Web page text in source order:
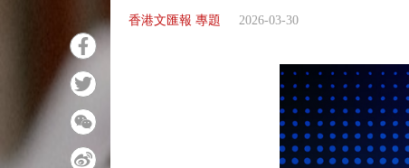
香港文匯報 專題 2026-03-30